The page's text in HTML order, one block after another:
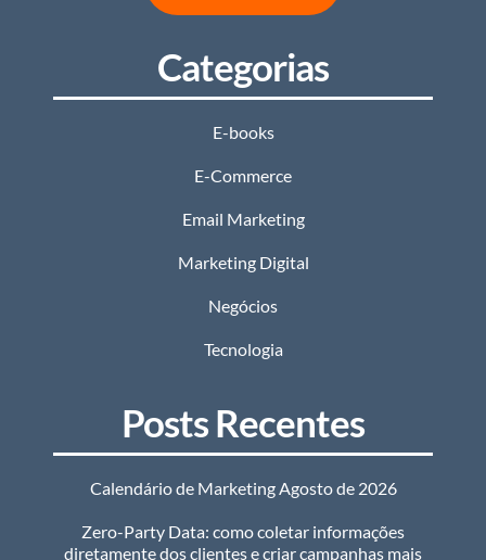
Categorias
E-books
E-Commerce
Email Marketing
Marketing Digital
Negócios
Tecnologia
Posts Recentes
Calendário de Marketing Agosto de 2026
Zero-Party Data: como coletar informações
diretamente dos clientes e criar campanhas mais